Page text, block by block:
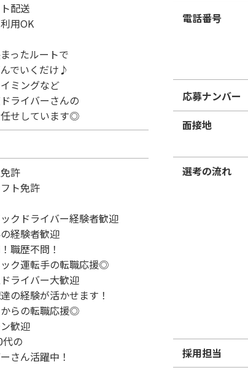
配送
用OK
ったルートで
でいくだけ♪
ミングなど
ライバーさんの
せしています◎
許
フト免許
クドライバー経験者歓迎
経験者歓迎
職歴不問！
ク運転手の転職応援◎
ライバー大歓迎
の経験が活かせます！
らの転職応援◎
歓迎
代の
さん活躍中！
電話番号
応募ナンバー
面接地
選考の流れ
採用担当